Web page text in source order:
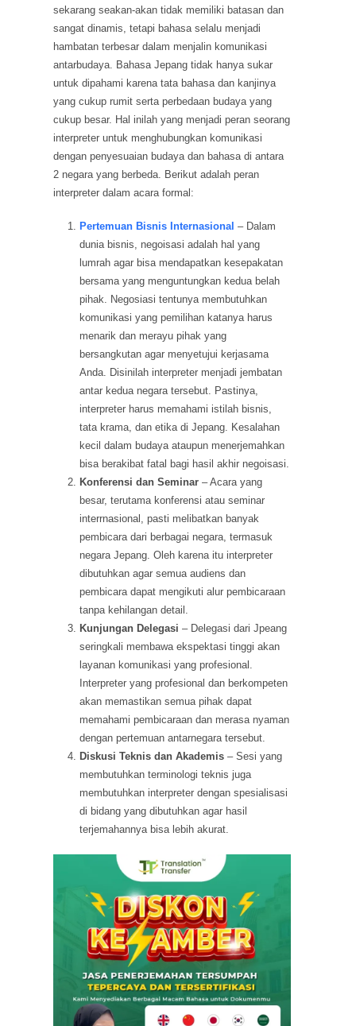
sekarang seakan-akan tidak memiliki batasan dan
sangat dinamis, tetapi bahasa selalu menjadi
hambatan terbesar dalam menjalin komunikasi
antarbudaya. Bahasa Jepang tidak hanya sukar
untuk dipahami karena tata bahasa dan kanjinya
yang cukup rumit serta perbedaan budaya yang
cukup besar. Hal inilah yang menjadi peran seorang
interpreter untuk menghubungkan komunikasi
dengan penyesuaian budaya dan bahasa di antara
2 negara yang berbeda. Berikut adalah peran
interpreter dalam acara formal:
Pertemuan Bisnis Internasional – Dalam
dunia bisnis, negoisasi adalah hal yang
lumrah agar bisa mendapatkan kesepakatan
bersama yang menguntungkan kedua belah
pihak. Negosiasi tentunya membutuhkan
komunikasi yang pemilihan katanya harus
menarik dan merayu pihak yang
bersangkutan agar menyetujui kerjasama
Anda. Disinilah interpreter menjadi jembatan
antar kedua negara tersebut. Pastinya,
interpreter harus memahami istilah bisnis,
tata krama, dan etika di Jepang. Kesalahan
kecil dalam budaya ataupun menerjemahkan
bisa berakibat fatal bagi hasil akhir negoisasi.
Konferensi dan Seminar– Acara yang
besar, terutama konferensi atau seminar
interrnasional, pasti melibatkan banyak
pembicara dari berbagai negara, termasuk
negara Jepang. Oleh karena itu interpreter
dibutuhkan agar semua audiens dan
pembicara dapat mengikuti alur pembicaraan
tanpa kehilangan detail.
Kunjungan Delegasi – Delegasi dari Jpeang
seringkali membawa ekspektasi tinggi akan
layanan komunikasi yang profesional.
Interpreter yang profesional dan berkompeten
akan memastikan semua pihak dapat
memahami pembicaraan dan merasa nyaman
dengan pertemuan antarnegara tersebut.
Diskusi Teknis dan Akademis– Sesi yang
membutuhkan terminologi teknis juga
membutuhkan interpreter dengan spesialisasi
di bidang yang dibutuhkan agar hasil
terjemahannya bisa lebih akurat.